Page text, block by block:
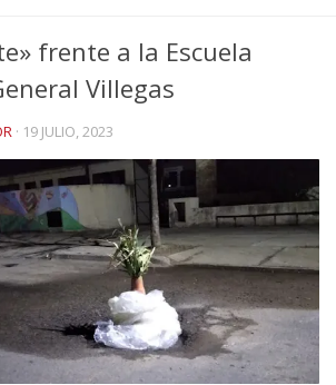
frente a la Escuela
Villegas
· 19 JULIO, 2023